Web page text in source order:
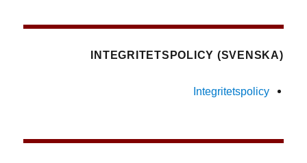
(SVENSKA) INTEGRITETSPOLICY
Integritetspolicy